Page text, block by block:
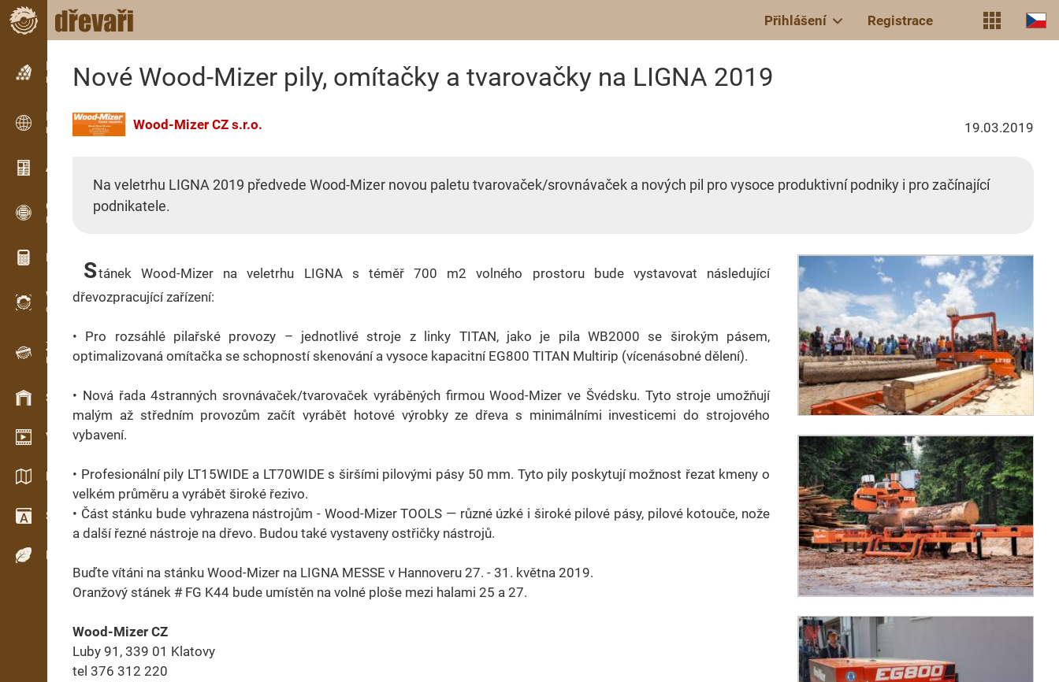
Přihlášení Registrace
Inzerce
Řádková inzerce
Inzerce
Mezinárodní inzerce
Aktuality / Články
OPTI-TIMB
Pořezová schémata
Dřevařské kalkulačky
WoodProfi
Objem dřeva s AI
Záznamník
Evidence dřeva v terénu
Skladové hospodářství
Video showroom
Katalogy / Brožury
Slovník
Dřeviny
Nové Wood-Mizer pily, omítačky a tvarovačky na LIGNA 2019
Wood-Mizer CZ s.r.o. 19.03.2019
Na veletrhu LIGNA 2019 předvede Wood-Mizer novou paletu tvarovaček/srovnávaček a nových pil pro vysoce produktivní podniky i pro začínající
podnikatele.
Stánek Wood-Mizer na veletrhu LIGNA s téměř 700 m2 volného prostoru bude vystavovat následující
dřevozpracující zařízení:
• Pro rozsáhlé pilařské provozy – jednotlivé stroje z linky TITAN, jako je pila WB2000 se širokým pásem,
optimalizovaná omítačka se schopností skenování a vysoce kapacitní EG800 TITAN Multirip (vícenásobné dělení).
• Nová řada 4stranných srovnávaček/tvarovaček vyráběných firmou Wood-Mizer ve Švédsku. Tyto stroje umožňují
malým až středním provozům začít vyrábět hotové výrobky ze dřeva s minimálními investicemi do strojového
vybavení.
• Profesionální pily LT15WIDE a LT70WIDE s širšími pilovými pásy 50 mm. Tyto pily poskytují možnost řezat kmeny o
velkém průměru a vyrábět široké řezivo.
• Část stánku bude vyhrazena nástrojům - Wood-Mizer TOOLS — různé úzké i široké pilové pásy, pilové kotouče, nože
a další řezné nástroje na dřevo. Budou také vystaveny ostřičky nástrojů.
Buďte vítáni na stánku Wood-Mizer na LIGNA MESSE v Hannoveru 27. - 31. května 2019.
Oranžový stánek # FG K44 bude umístěn na volné ploše mezi halami 25 a 27.
Wood-Mizer CZ
Luby 91, 339 01 Klatovy
tel 376 312 220